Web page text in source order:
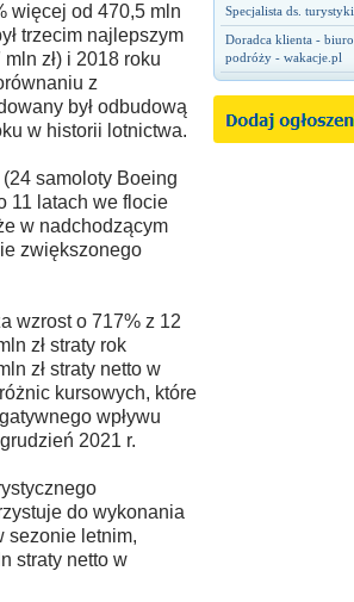
Specjalista ds. turystyki
Doradca klienta - biuro
podróży - wakacje.pl
więcej od 470,5 mln
trzecim najlepszym
zł) i 2018 roku
z
był odbudową
w historii lotnictwa.
samoloty Boeing
11 latach we flocie
w nadchodzącym
zwiększonego
wzrost o 717% z 12
zł straty rok
zł straty netto w
kursowych, które
wpływu
2021 r.
do wykonania
sezonie letnim,
straty netto w